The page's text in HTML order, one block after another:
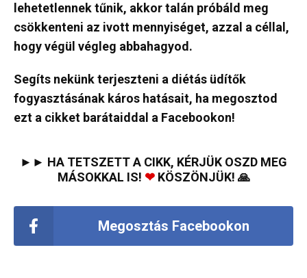
lehetetlennek tűnik, akkor talán próbáld meg
csökkenteni az ivott mennyiséget, azzal a céllal,
hogy végül végleg abbahagyod.
Segíts nekünk terjeszteni a diétás üdítők
fogyasztásának káros hatásait, ha megosztod
ezt a cikket barátaiddal a Facebookon!
►► HA TETSZETT A CIKK, KÉRJÜK OSZD MEG
MÁSOKKAL IS! ❤KÖSZÖNJÜK! 🙏
Megosztás Facebookon